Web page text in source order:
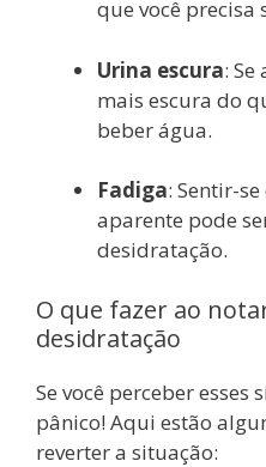
que você precisa
Urina escura:
mais escura do
beber água.
Fadiga: Sentir-
aparente pode
desidratação.
O que fazer ao
desidratação
Se você perceber esses
pânico! Aqui estão
reverter a situação: